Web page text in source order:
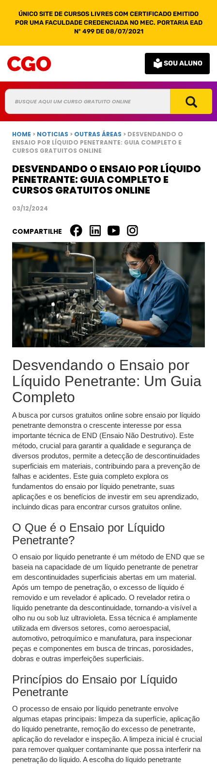
ÚNICO SITE DE CURSOS LIVRES COM CERTIFICADO EMITIDO
POR UMA FACULDADE CREDENCIADA NO MEC. PORTARIA EAD
Nº 499 DE 08/07/2021
SOU ALUNO
HOME > NOTICIAS > OUTRAS ÁREAS > DESVENDANDO O
ENSAIO POR LÍQUIDO PENETRANTE: GUIA COMPLETO E
CURSOS GRATUITOS ONLINE
DESVENDANDO O ENSAIO POR LÍQUIDO
PENETRANTE: GUIA COMPLETO E
CURSOS GRATUITOS ONLINE
03/12/2024
COMPARTILHE
Desvendando o Ensaio por
Líquido Penetrante: Um Guia
Completo
A busca por cursos gratuitos online sobre ensaio por líquido
penetrante demonstra o crescente interesse por essa
importante técnica de END (Ensaio Não Destrutivo). Este
método, crucial para garantir a qualidade e segurança de
diversos produtos, permite a detecção de descontinuidades
superficiais em materiais, contribuindo para a prevenção de
falhas e acidentes. Este guia completo explora os
fundamentos do ensaio por líquido penetrante, suas
aplicações e os benefícios de investir em seu aprendizado,
incluindo dicas para encontrar cursos gratuitos online.
O Que é o Ensaio por Líquido
Penetrante?
O ensaio por líquido penetrante é um método de END que se
baseia na capacidade de um líquido penetrante de penetrar
em descontinuidades superficiais abertas em um material.
Após um tempo de penetração, o excesso de líquido é
removido e um revelador é aplicado. O revelador retira o
líquido penetrante da descontinuidade, tornando-a visível a
olho nu ou sob luz ultravioleta. Essa técnica é amplamente
utilizada em diversos setores, como aeroespacial,
automotivo, petroquímico e manufatura, para inspecionar
peças e componentes em busca de trincas, porosidades,
dobras e outras imperfeições superficiais.
Princípios do Ensaio por Líquido
Penetrante
O processo de ensaio por líquido penetrante envolve
algumas etapas principais: limpeza da superfície, aplicação
do líquido penetrante, remoção do excesso de penetrante,
aplicação do revelador e inspeção. A limpeza inicial é crucial
para remover qualquer contaminante que possa interferir na
penetração do líquido. A escolha do líquido penetrante